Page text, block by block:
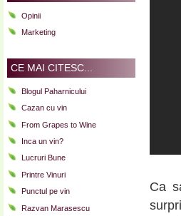
Opinii
Marketing
CE MAI CITESC...
Blogul Paharnicului
Cazan cu vin
From Grapes to Wine
Inca un vin?
Lucruri Bune
Printre Vinuri
Punctul pe vin
Razvan Marasescu
Ca